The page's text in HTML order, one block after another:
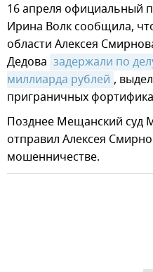
16 апреля официальный
Ирина Волк сообщила,
области Алексея
Дедова задержали по
миллиарда рублей ,
приграничных
Позднее Мещанский суд
отправил Алексея
мошенничестве.